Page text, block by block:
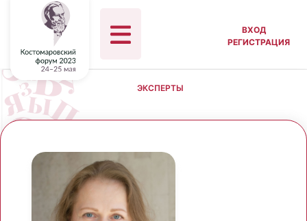
ВХОД
РЕГИСТРАЦИЯ
ЭКСПЕРТЫ